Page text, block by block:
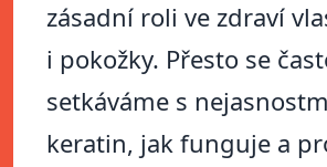
zásadní roli ve zdraví
i pokožky. Přesto se
setkáváme s
keratin, jak funguje a